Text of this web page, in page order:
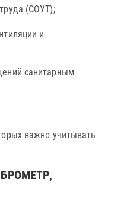
(СОУТ);
и
санитарным
важно учитывать